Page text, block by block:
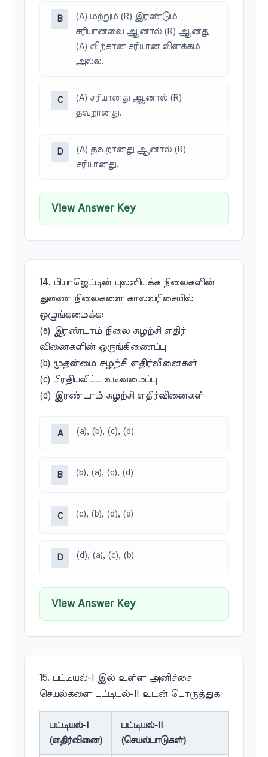
B
(A) மற்றும் (R) இரண்டும்
சரியானவை ஆனால் (R) ஆனது
(A) விற்கான சரியான விளக்கம்
அல்ல.
C
(A) சரியானது ஆனால் (R)
தவறானது.
D
(A) தவறானது ஆனால் (R)
சரியானது.
View Answer Key
14. பியாஜெட்டின் புலனியக்க நிலைகளின்
துணை நிலைகளை காலவரிசையில்
ஒழுங்கமைக்க:
(a) இரண்டாம் நிலை சுழற்சி எதிர்
வினைகளின் ஒருங்கிணைப்பு
(b) முதன்மை சுழற்சி எதிர்வினைகள்
(c) பிரதிபலிப்பு வடிவமைப்பு
(d) இரண்டாம் சுழற்சி எதிர்வினைகள்
A (a), (b), (c), (d)
B (b), (a), (c), (d)
C (c), (b), (d), (a)
D (d), (a), (c), (b)
View Answer Key
15. பட்டியல்-I இல் உள்ள அனிச்சை
செயல்களை பட்டியல்-II உடன் பொருத்துக:
பட்டியல்-I
(எதிர்வினை)
பட்டியல்-II
(செயல்பாடுகள்)